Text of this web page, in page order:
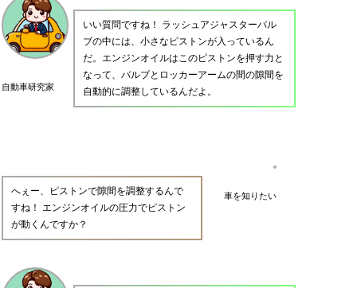
自動車研究家
いい質問ですね！ ラッシュアジャスターバル
ブの中には、小さなピストンが入っているん
だ。エンジンオイルはこのピストンを押す力と
なって、バルブとロッカーアームの間の隙間を
自動的に調整しているんだよ。
車を知りたい
へぇー、ピストンで隙間を調整するんで
すね！ エンジンオイルの圧力でピストン
が動くんですか？